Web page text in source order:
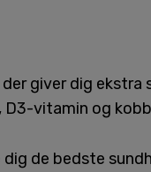
giver dig
vitamin og
de bedste